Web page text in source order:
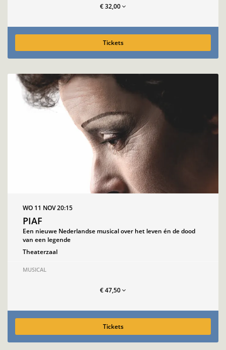
€ 32,00
Tickets
PIAF
Een nieuwe Nederlandse musical over het leven én de dood
van een legende
WO 11 NOV20:15
Theaterzaal
MUSICAL
€ 47,50
Tickets